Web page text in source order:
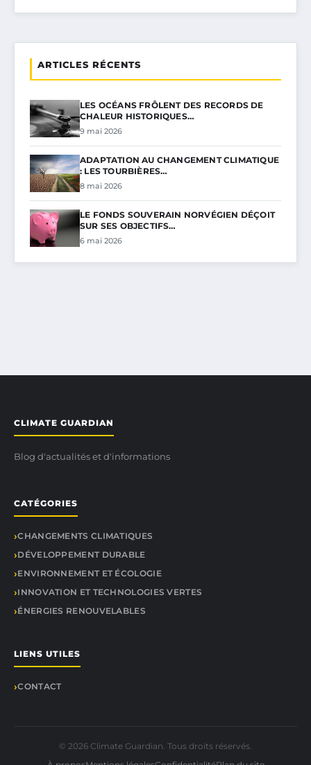
ARTICLES RÉCENTS
LES OCÉANS FRÔLENT DES RECORDS DE
CHALEUR HISTORIQUES…
9 mai 2026
ADAPTATION AU CHANGEMENT CLIMATIQUE
: LES TOURBIÈRES…
8 mai 2026
LE FONDS SOUVERAIN NORVÉGIEN DÉÇOIT
SUR SES OBJECTIFS…
6 mai 2026
CLIMATE GUARDIAN
Blog d'actualités et d'informations
CATÉGORIES
CHANGEMENTS CLIMATIQUES
DÉVELOPPEMENT DURABLE
ENVIRONNEMENT ET ÉCOLOGIE
INNOVATION ET TECHNOLOGIES VERTES
ÉNERGIES RENOUVELABLES
LIENS UTILES
CONTACT
© 2026 Climate Guardian. Tous droits réservés.